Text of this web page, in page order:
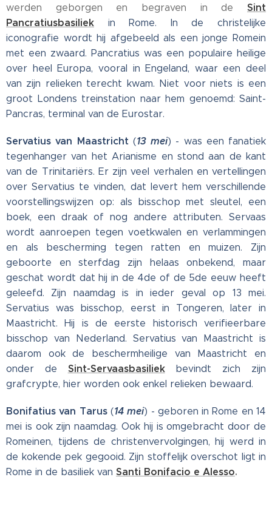
werden geborgen en begraven in de Sint
Pancratiusbasiliek
in Rome. In de christelijke
iconografie wordt hij afgebeeld als een jonge Romein
met een zwaard. Pancratius was een populaire heilige
over heel Europa, vooral in Engeland, waar een deel
van zijn relieken terecht kwam. Niet voor niets is een
groot Londens treinstation naar hem genoemd: Saint-
Pancras, terminal van de Eurostar.
Servatius van Maastricht (13 mei) - was een fanatiek
tegenhanger van het Arianisme en stond aan de kant
van de Trinitariërs. Er zijn veel verhalen en vertellingen
over Servatius te vinden, dat levert hem verschillende
voorstellingswijzen op: als bisschop met sleutel, een
boek, een draak of nog andere attributen. Servaas
wordt aanroepen tegen voetkwalen en verlammingen
en als bescherming tegen ratten en muizen. Zijn
geboorte en sterfdag zijn helaas onbekend, maar
geschat wordt dat hij in de 4de of de 5de eeuw heeft
geleefd. Zijn naamdag is in ieder geval op 13 mei.
Servatius was bisschop, eerst in Tongeren, later in
Maastricht. Hij is de eerste historisch verifieerbare
bisschop van Nederland. Servatius van Maastricht is
daarom ook de beschermheilige van Maastricht en
onder de
Sint-Servaasbasiliek
bevindt zich zijn
grafcrypte, hier worden ook enkel relieken bewaard.
Bonifatius van Tarus(14 mei) - geboren in Rome en 14
mei is ook zijn naamdag. Ook hij is omgebracht door de
Romeinen, tijdens de christenvervolgingen, hij werd in
de kokende pek gegooid. Zijn stoffelijk overschot ligt in
Rome in de basiliek van Santi Bonifacio e Alesso.